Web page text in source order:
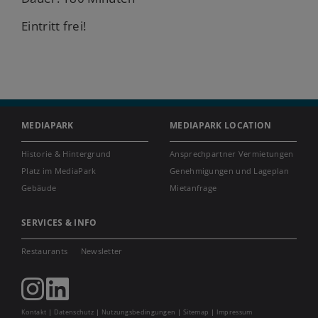
Eintritt frei!
MEDIAPARK
Historie & Hintergrund
Platz im MediaPark
Gebäude
MEDIAPARK LOCATION
Ansprechpartner Vermietungen
Genehmigungen und Lageplan
Mietanfrage
SERVICES & INFO
Restaurants Newsletter
Kontakt Datenschutz Nutzungsbedingungen Sitemap Impressum